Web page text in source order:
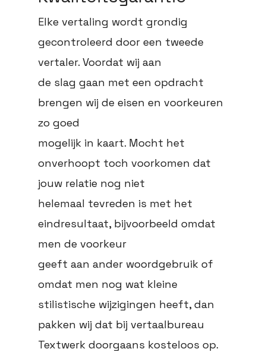
Elke vertaling wordt grondig
gecontroleerd door een tweede
vertaler. Voordat wij aan
de slag gaan met een opdracht
brengen wij de eisen en voorkeuren
zo goed
mogelijk in kaart. Mocht het
onverhoopt toch voorkomen dat
jouw relatie nog niet
helemaal tevreden is met het
eindresultaat, bijvoorbeeld omdat
men de voorkeur
geeft aan ander woordgebruik of
omdat men nog wat kleine
stilistische wijzigingen heeft, dan
pakken wij dat bij vertaalbureau
Textwerk doorgaans kosteloos op.